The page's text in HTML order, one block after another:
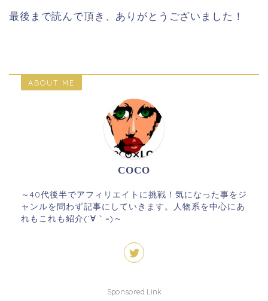
最後まで読んで頂き、ありがとうございました！
ABOUT ME
COCO
～40代後半でアフィリエイトに挑戦！気になった事をジ
ャンルを問わず記事にしていきます。人物系を中心にあ
れもこれも紹介(´∀｀=)～
Sponsored Link